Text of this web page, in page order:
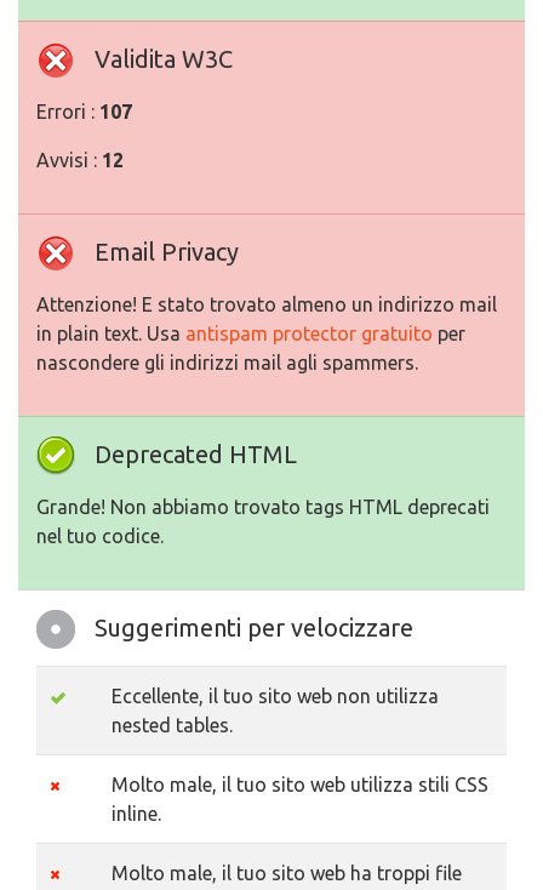
Validita W3C
Errori : 107
Avvisi : 12
Email Privacy
Attenzione! E stato trovato almeno un indirizzo mail
in plain text. Usa antispam protector gratuito per
nascondere gli indirizzi mail agli spammers.
Deprecated HTML
Grande! Non abbiamo trovato tags HTML deprecati
nel tuo codice.
Suggerimenti per velocizzare
Eccellente, il tuo sito web non utilizza
nested tables.
Molto male, il tuo sito web utilizza stili CSS
inline.
Molto male, il tuo sito web ha troppi file